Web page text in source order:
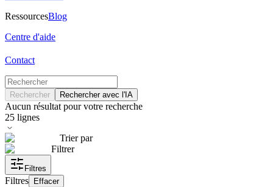
RessourcesBlog
Centre d'aide
Contact
Rechercher Rechercher avec l'IA
Aucun résultat pour votre recherche
25 lignes
Trier par
Filtrer
Filtres
Filtres Effacer